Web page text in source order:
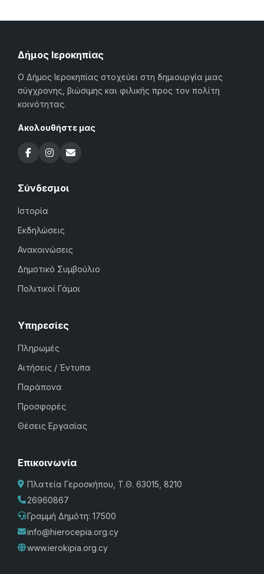
Δήμος Ιεροκηπίας
Ο Δήμος Ιεροκηπίας στοχεύει στη δημιουργία μιας
σύγχρονης, βιώσιμης και φιλικής προς τον πολίτη
κοινότητας.
Ακολουθήστε μας
Σύνδεσμοι
Ιστορία
Εκδηλώσεις
Ανακοινώσεις
Δημοτικό Συμβούλιο
Πολιτικοί Γάμοι
Υπηρεσίες
Πληρωμές
Αιτήσεις / Έντυπα
Παράπονα
Προσφορές
Θέσεις Εργασίας
Επικοινωνία
Πλατεία Γεροσκήπου, Τ.Θ. 63015, 8210
26960867
Γραμμή Δημότη: 17500
info@hierocepia.org.cy
www.ierokipia.org.cy